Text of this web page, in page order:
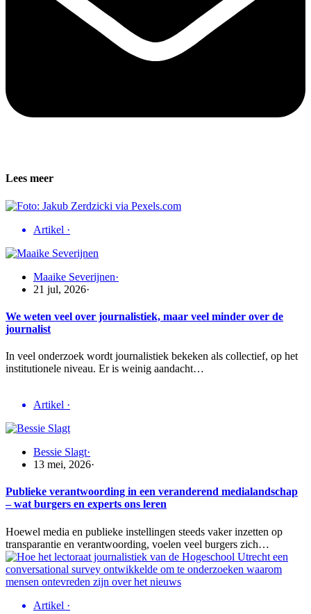
Lees meer
Artikel ·
Maaike Severijnen·
21 jul, 2026·
We weten veel over journalistiek, maar veel minder over de
journalist
In veel onderzoek wordt journalistiek bekeken als collectief, op het
institutionele niveau. Er is weinig aandacht…
Artikel ·
Bessie Slagt·
13 mei, 2026·
Publieke verantwoording in een veranderend medialandschap
– wat burgers en experts ons leren
Hoewel media en publieke instellingen steeds vaker inzetten op
transparantie en verantwoording, voelen veel burgers zich…
Artikel ·